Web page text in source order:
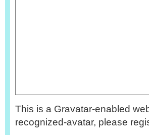
This is a Gravatar-enabled
recognized-avatar, please